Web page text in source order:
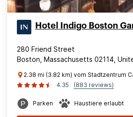
Hotel Indigo Boston
280 Friend Street
Boston, Massachusetts 02114,
2.38 mi (3.82 km) vom Stadtzentrum
4.35
(883 reviews)
Parken Haustiere erlaubt